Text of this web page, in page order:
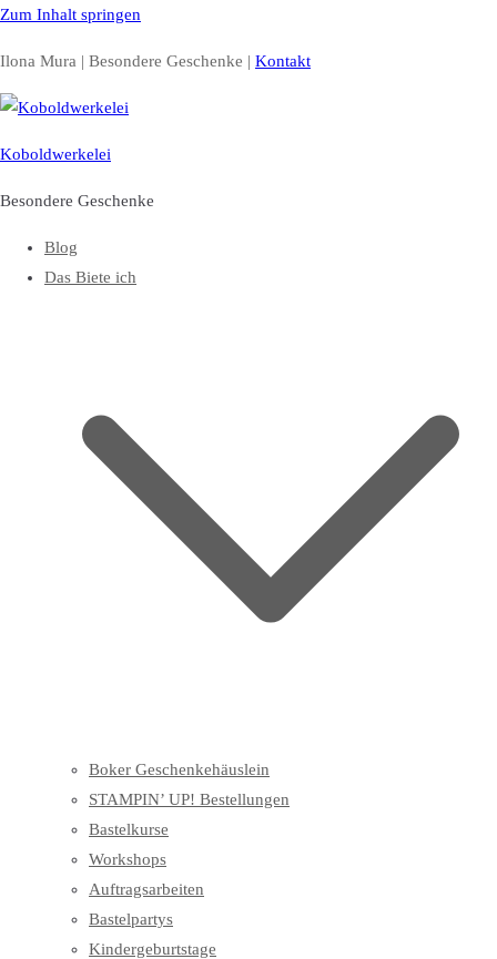
Zum Inhalt springen
Ilona Mura | Besondere Geschenke | Kontakt
Koboldwerkelei
Besondere Geschenke
Blog
Das Biete ich
Boker Geschenkehäuslein
STAMPIN’ UP! Bestellungen
Bastelkurse
Workshops
Auftragsarbeiten
Bastelpartys
Kindergeburtstage